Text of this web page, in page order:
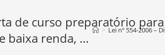
de curso preparatório
baixa renda, …
> Lei nº 554-2006 –